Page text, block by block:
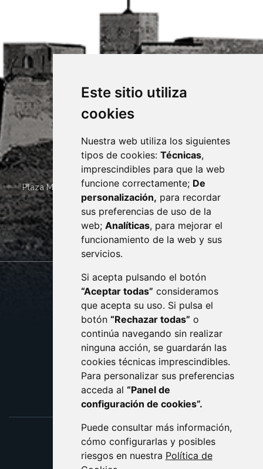
Este sitio utiliza
cookies
Nuestra web utiliza los siguientes
tipos de cookies: Técnicas,
imprescindibles para que la web
funcione correctamente; De
personalización, para recordar
sus preferencias de uso de la
web; Analíticas, para mejorar el
funcionamiento de la web y sus
servicios.
Si acepta pulsando el botón
“Aceptar todas” consideramos
que acepta su uso. Si pulsa el
botón “Rechazar todas” o
continúa navegando sin realizar
ninguna acción, se guardarán las
cookies técnicas imprescindibles.
Para personalizar sus preferencias
acceda al “Panel de
configuración de cookies”.
Puede consultar más información,
cómo configurarlas y posibles
riesgos en nuestra Política de
Plaza Mayor 4 22400 MONZÓN - ARAGÓN (ESPAÑA)
· (34) 974 400 700 ·
sac@monzon.es
monzon.es
CONTACTO
AVISO LEGAL
PROTECCIÓN DE DATOS
POLÍTICA DE COOKIES
ACCESIBILIDAD
ENLACE EXTERNO AL